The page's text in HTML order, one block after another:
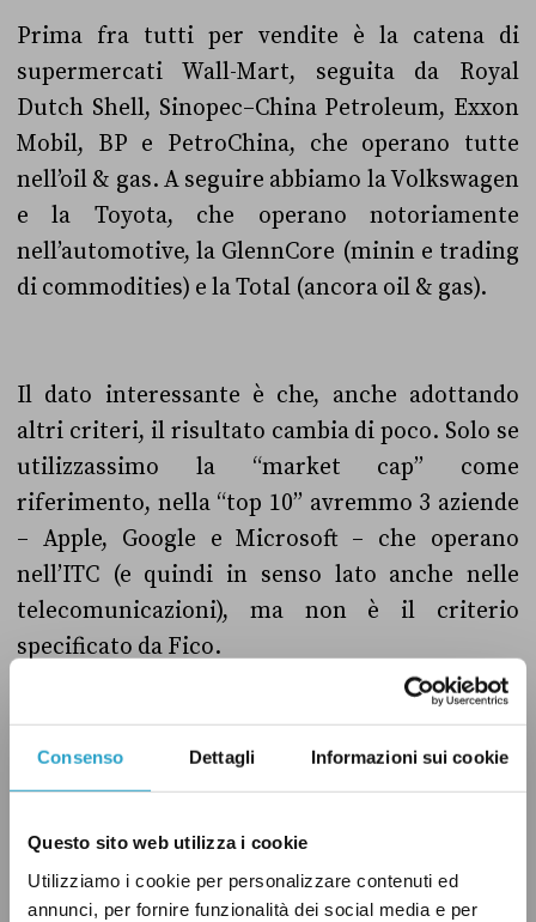
Consenso Dettagli Informazioni sui cookie
Questo sito web utilizza i cookie
Utilizziamo i cookie per personalizzare contenuti ed
annunci, per fornire funzionalità dei social media e per
Prima fra tutti per vendite è la catena di
supermercati Wall-Mart, seguita da Royal
Dutch Shell, Sinopec–China Petroleum, Exxon
Mobil, BP e PetroChina, che operano tutte
nell’oil & gas. A seguire abbiamo la Volkswagen
e la Toyota, che operano notoriamente
nell’automotive, la GlennCore (minin e trading
di commodities) e la Total (ancora oil & gas).
Il dato interessante è che, anche adottando
altri criteri, il risultato cambia di poco. Solo se
utilizzassimo la “market cap” come
riferimento, nella “top 10” avremmo 3 aziende
– Apple, Google e Microsoft – che operano
nell’ITC (e quindi in senso lato anche nelle
telecomunicazioni), ma non è il criterio
specificato da Fico.